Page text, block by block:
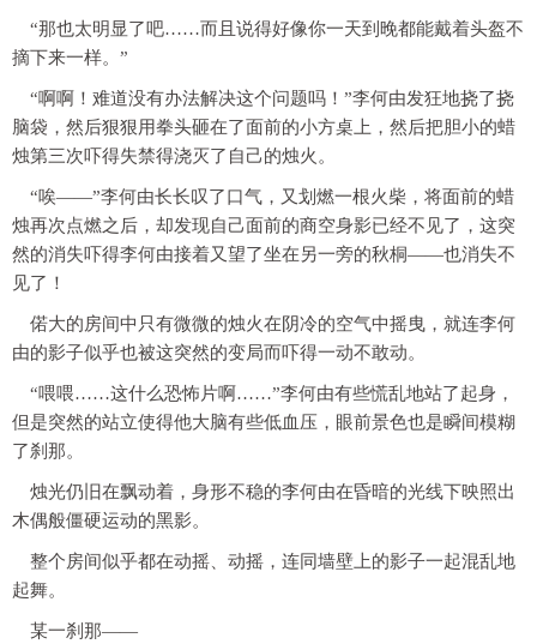
“那也太明显了吧……而且说得好像你一天到晚都能戴着头盔不
摘下来一样。”
“啊啊！难道没有办法解决这个问题吗！”李何由发狂地挠了挠
脑袋，然后狠狠用拳头砸在了面前的小方桌上，然后把胆小的蜡
烛第三次吓得失禁得浇灭了自己的烛火。
“唉——”李何由长长叹了口气，又划燃一根火柴，将面前的蜡
烛再次点燃之后，却发现自己面前的商空身影已经不见了，这突
然的消失吓得李何由接着又望了坐在另一旁的秋桐——也消失不
见了！
偌大的房间中只有微微的烛火在阴冷的空气中摇曳，就连李何
由的影子似乎也被这突然的变局而吓得一动不敢动。
“喂喂……这什么恐怖片啊……”李何由有些慌乱地站了起身，
但是突然的站立使得他大脑有些低血压，眼前景色也是瞬间模糊
了刹那。
烛光仍旧在飘动着，身形不稳的李何由在昏暗的光线下映照出
木偶般僵硬运动的黑影。
整个房间似乎都在动摇、动摇，连同墙壁上的影子一起混乱地
起舞。
某一刹那——